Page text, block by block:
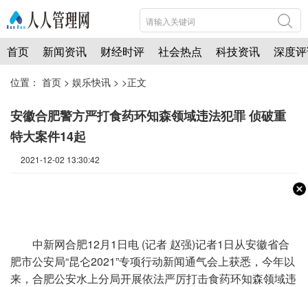
首页 新闻资讯 财经时评 社会热点 科技资讯 深度
位置： 首页 > 娱乐快讯 > >正文
安徽合肥警方严打食药环知森领域违法犯罪 侦破重
特大案件14起
2021-12-02 13:30:42
中新网合肥12月1日电 (记者 赵强)记者1日从安徽省合
肥市公安局“昆仑2021”专项行动新闻通气会上获悉，今年以
来，合肥公安水上分局开展依法严厉打击食药环知森领域违